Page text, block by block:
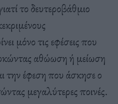
το δευτεροβάθμιο
μόνο τις εφέσεις που
αθώωση ή μείωση
την έφεση που άσκησε ο
μεγαλύτερες ποινές.